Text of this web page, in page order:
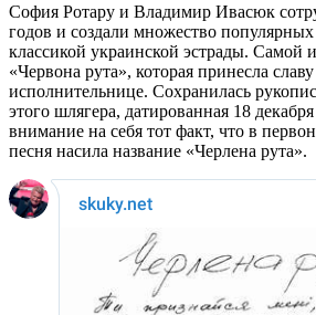
София Ротару и Владимир Ивасюк
годов и создали множество
классикой украинской эстрады. Самой
«Червона рута», которая принесла
исполнительнице. Сохранилась
этого шлягера, датированная 18
внимание на себя тот факт, что в
песня насила название «Черлена рута».